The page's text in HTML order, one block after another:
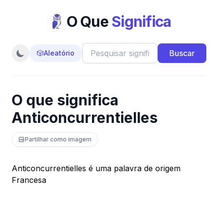
O QueSignifica
🎲Aleatório Buscar
O que significa
Anticoncurrentielles
Partilhar como imagem
Anticoncurrentielles é uma palavra de origem
Francesa